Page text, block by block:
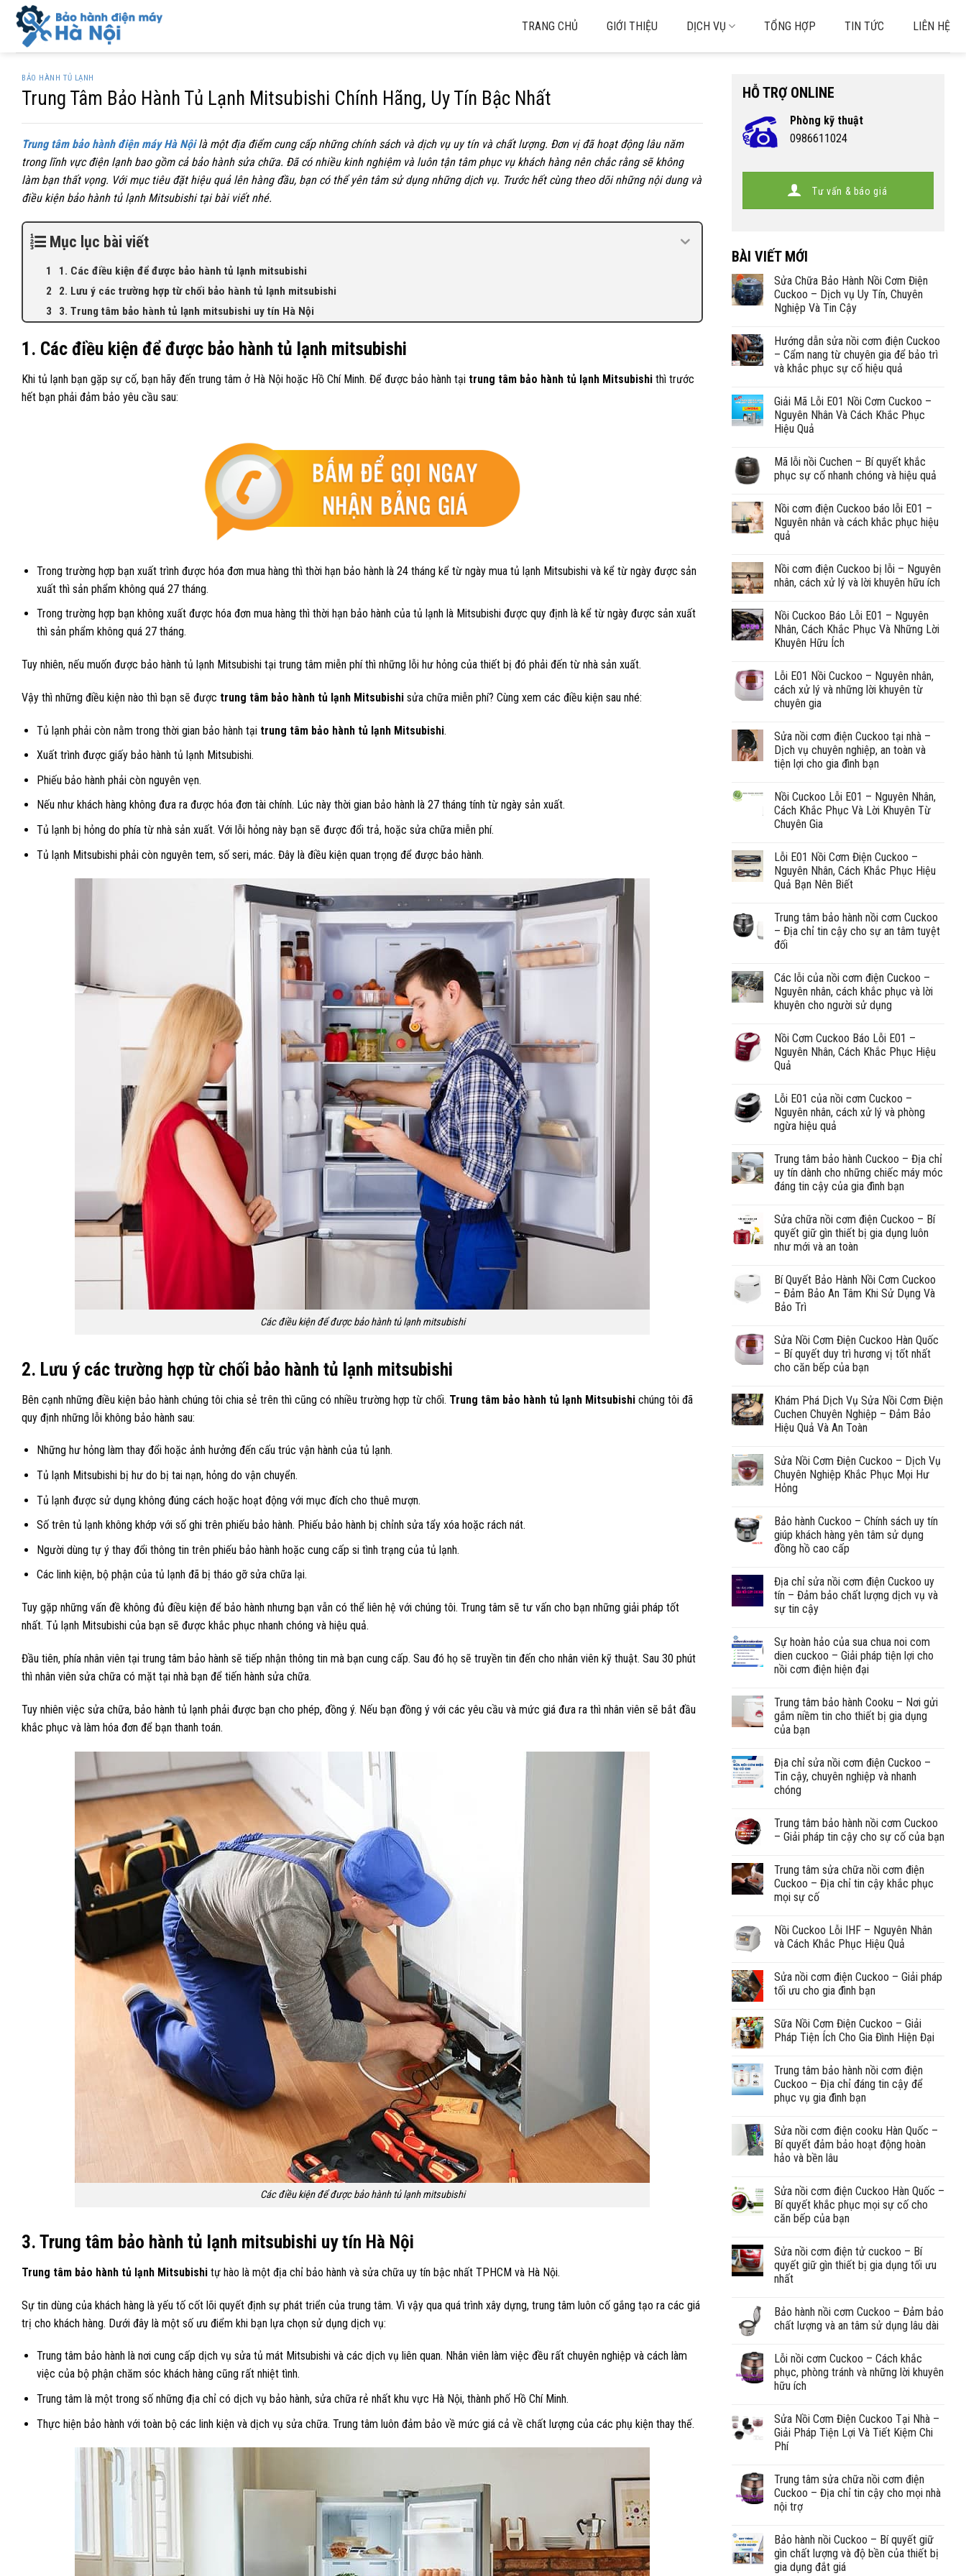
Skip
content
TRANG CHỦ GIỚI THIỆU DỊCH VỤ TỔNG HỢP TIN TỨC LIÊN HỆ
BẢO HÀNH TỦ LẠNH
Trung Tâm Bảo Hành Tủ Lạnh Mitsubishi Chính Hãng, Uy Tín Bậc Nhất
Trung tâm bảo hành điện máy Hà Nộilà một địa điểm cung cấp những chính sách và dịch vụ uy tín và chất lượng. Đơn vị đã hoạt động lâu năm
trong lĩnh vực điện lạnh bao gồm cả bảo hành sửa chữa. Đã có nhiều kinh nghiệm và luôn tận tâm phục vụ khách hàng nên chắc rằng sẽ không
làm bạn thất vọng. Với mục tiêu đặt hiệu quả lên hàng đầu, bạn có thể yên tâm sử dụng những dịch vụ. Trước hết cùng theo dõi những nội dung và
điều kiện bảo hành tủ lạnh Mitsubishi tại bài viết nhé.
Mục lục bài viết
1. Các điều kiện để được bảo hành tủ lạnh mitsubishi
2. Lưu ý các trường hợp từ chối bảo hành tủ lạnh mitsubishi
3. Trung tâm bảo hành tủ lạnh mitsubishi uy tín Hà Nội
1. Các điều kiện để được bảo hành tủ lạnh mitsubishi
Khi tủ lạnh bạn gặp sự cố, bạn hãy đến trung tâm ở Hà Nội hoặc Hồ Chí Minh. Để được bảo hành tại trung tâm bảo hành tủ lạnh Mitsubishi thì trước
hết bạn phải đảm bảo yêu cầu sau:
Trong trường hợp bạn xuất trình được hóa đơn mua hàng thì thời hạn bảo hành là 24 tháng kể từ ngày mua tủ lạnh Mitsubishi và kể từ ngày được sản
xuất thì sản phẩm không quá 27 tháng.
Trong trường hợp bạn không xuất được hóa đơn mua hàng thì thời hạn bảo hành của tủ lạnh là Mitsubishi được quy định là kể từ ngày được sản xuất
thì sản phẩm không quá 27 tháng.
Tuy nhiên, nếu muốn được bảo hành tủ lạnh Mitsubishi tại trung tâm miễn phí thì những lỗi hư hỏng của thiết bị đó phải đến từ nhà sản xuất.
Vậy thì những điều kiện nào thì bạn sẽ được trung tâm bảo hành tủ lạnh Mitsubishi sửa chữa miễn phí? Cùng xem các điều kiện sau nhé:
Tủ lạnh phải còn nằm trong thời gian bảo hành tại trung tâm bảo hành tủ lạnh Mitsubishi.
Xuất trình được giấy bảo hành tủ lạnh Mitsubishi.
Phiếu bảo hành phải còn nguyên vẹn.
Nếu như khách hàng không đưa ra được hóa đơn tài chính. Lúc này thời gian bảo hành là 27 tháng tính từ ngày sản xuất.
Tủ lạnh bị hỏng do phía từ nhà sản xuất. Với lỗi hỏng này bạn sẽ được đổi trả, hoặc sửa chữa miễn phí.
Tủ lạnh Mitsubishi phải còn nguyên tem, số seri, mác. Đây là điều kiện quan trọng để được bảo hành.
Các điều kiện để được bảo hành tủ lạnh mitsubishi
2. Lưu ý các trường hợp từ chối bảo hành tủ lạnh mitsubishi
Bên cạnh những điều kiện bảo hành chúng tôi chia sẻ trên thì cũng có nhiều trường hợp từ chối. Trung tâm bảo hành tủ lạnh Mitsubishi chúng tôi đã
quy định những lỗi không bảo hành sau:
Những hư hỏng làm thay đổi hoặc ảnh hưởng đến cấu trúc vận hành của tủ lạnh.
Tủ lạnh Mitsubishi bị hư do bị tai nạn, hỏng do vận chuyển.
Tủ lạnh được sử dụng không đúng cách hoặc hoạt động với mục đích cho thuê mượn.
Số trên tủ lạnh không khớp với số ghi trên phiếu bảo hành. Phiếu bảo hành bị chỉnh sửa tẩy xóa hoặc rách nát.
Người dùng tự ý thay đổi thông tin trên phiếu bảo hành hoặc cung cấp si tình trạng của tủ lạnh.
Các linh kiện, bộ phận của tủ lạnh đã bị tháo gỡ sửa chữa lại.
Tuy gặp những vấn đề không đủ điều kiện để bảo hành nhưng bạn vẫn có thể liên hệ với chúng tôi. Trung tâm sẽ tư vấn cho bạn những giải pháp tốt
nhất. Tủ lạnh Mitsubishi của bạn sẽ được khắc phục nhanh chóng và hiệu quả.
Đầu tiên, phía nhân viên tại trung tâm bảo hành sẽ tiếp nhận thông tin mà bạn cung cấp. Sau đó họ sẽ truyền tin đến cho nhân viên kỹ thuật. Sau 30 phút
thì nhân viên sửa chữa có mặt tại nhà bạn để tiến hành sửa chữa.
Tuy nhiên việc sửa chữa, bảo hành tủ lạnh phải được bạn cho phép, đồng ý. Nếu bạn đồng ý với các yêu cầu và mức giá đưa ra thì nhân viên sẽ bắt đầu
khắc phục và làm hóa đơn để bạn thanh toán.
Các điều kiện để được bảo hành tủ lạnh mitsubishi
3. Trung tâm bảo hành tủ lạnh mitsubishi uy tín Hà Nội
Trung tâm bảo hành tủ lạnh Mitsubishi tự hào là một địa chỉ bảo hành và sửa chữa uy tín bậc nhất TPHCM và Hà Nội.
Sự tin dùng của khách hàng là yếu tố cốt lõi quyết định sự phát triển của trung tâm. Vì vậy qua quá trình xây dựng, trung tâm luôn cố gắng tạo ra các giá
trị cho khách hàng. Dưới đây là một số ưu điểm khi bạn lựa chọn sử dụng dịch vụ:
Trung tâm bảo hành là nơi cung cấp dịch vụ sửa tủ mát Mitsubishi và các dịch vụ liên quan. Nhân viên làm việc đều rất chuyên nghiệp và cách làm
việc của bộ phận chăm sóc khách hàng cũng rất nhiệt tình.
Trung tâm là một trong số những địa chỉ có dịch vụ bảo hành, sửa chữa rẻ nhất khu vực Hà Nội, thành phố Hồ Chí Minh.
Thực hiện bảo hành với toàn bộ các linh kiện và dịch vụ sửa chữa. Trung tâm luôn đảm bảo về mức giá cả về chất lượng của các phụ kiện thay thế.
HỖ TRỢ ONLINE
Phòng kỹ thuật
0986611024
Tư vấn & báo giá
BÀI VIẾT MỚI
Sửa Chữa Bảo Hành Nồi Cơm Điện
Cuckoo – Dịch vụ Uy Tín, Chuyên
Nghiệp Và Tin Cậy
Hướng dẫn sửa nồi cơm điện Cuckoo
– Cẩm nang từ chuyên gia để bảo trì
và khắc phục sự cố hiệu quả
Giải Mã Lỗi E01 Nồi Cơm Cuckoo –
Nguyên Nhân Và Cách Khắc Phục
Hiệu Quả
Mã lỗi nồi Cuchen – Bí quyết khắc
phục sự cố nhanh chóng và hiệu quả
Nồi cơm điện Cuckoo báo lỗi E01 –
Nguyên nhân và cách khắc phục hiệu
quả
Nồi cơm điện Cuckoo bị lỗi – Nguyên
nhân, cách xử lý và lời khuyên hữu ích
Nồi Cuckoo Báo Lỗi E01 – Nguyên
Nhân, Cách Khắc Phục Và Những Lời
Khuyên Hữu Ích
Lỗi E01 Nồi Cuckoo – Nguyên nhân,
cách xử lý và những lời khuyên từ
chuyên gia
Sửa nồi cơm điện Cuckoo tại nhà –
Dịch vụ chuyên nghiệp, an toàn và
tiện lợi cho gia đình bạn
Nồi Cuckoo Lỗi E01 – Nguyên Nhân,
Cách Khắc Phục Và Lời Khuyên Từ
Chuyên Gia
Lỗi E01 Nồi Cơm Điện Cuckoo –
Nguyên Nhân, Cách Khắc Phục Hiệu
Quả Bạn Nên Biết
Trung tâm bảo hành nồi cơm Cuckoo
– Địa chỉ tin cậy cho sự an tâm tuyệt
đối
Các lỗi của nồi cơm điện Cuckoo –
Nguyên nhân, cách khắc phục và lời
khuyên cho người sử dụng
Nồi Cơm Cuckoo Báo Lỗi E01 –
Nguyên Nhân, Cách Khắc Phục Hiệu
Quả
Lỗi E01 của nồi cơm Cuckoo –
Nguyên nhân, cách xử lý và phòng
ngừa hiệu quả
Trung tâm bảo hành Cuckoo – Địa chỉ
uy tín dành cho những chiếc máy móc
đáng tin cậy của gia đình bạn
Sửa chữa nồi cơm điện Cuckoo – Bí
quyết giữ gìn thiết bị gia dụng luôn
như mới và an toàn
Bí Quyết Bảo Hành Nồi Cơm Cuckoo
– Đảm Bảo An Tâm Khi Sử Dụng Và
Bảo Trì
Sửa Nồi Cơm Điện Cuckoo Hàn Quốc
– Bí quyết duy trì hương vị tốt nhất
cho căn bếp của bạn
Khám Phá Dịch Vụ Sửa Nồi Cơm Điện
Cuchen Chuyên Nghiệp – Đảm Bảo
Hiệu Quả Và An Toàn
Sửa Nồi Cơm Điện Cuckoo – Dịch Vụ
Chuyên Nghiệp Khắc Phục Mọi Hư
Hỏng
Bảo hành Cuckoo – Chính sách uy tín
giúp khách hàng yên tâm sử dụng
đồng hồ cao cấp
Địa chỉ sửa nồi cơm điện Cuckoo uy
tín – Đảm bảo chất lượng dịch vụ và
sự tin cậy
Sự hoàn hảo của sua chua noi com
dien cuckoo – Giải pháp tiện lợi cho
nồi cơm điện hiện đại
Trung tâm bảo hành Cooku – Nơi gửi
gắm niềm tin cho thiết bị gia dụng
của bạn
Địa chỉ sửa nồi cơm điện Cuckoo –
Tin cậy, chuyên nghiệp và nhanh
chóng
Trung tâm bảo hành nồi cơm Cuckoo
– Giải pháp tin cậy cho sự cố của bạn
Trung tâm sửa chữa nồi cơm điện
Cuckoo – Địa chỉ tin cậy khắc phục
mọi sự cố
Nồi Cuckoo Lỗi IHF – Nguyên Nhân
và Cách Khắc Phục Hiệu Quả
Sửa nồi cơm điện Cuckoo – Giải pháp
tối ưu cho gia đình bạn
Sữa Nồi Cơm Điện Cuckoo – Giải
Pháp Tiện Ích Cho Gia Đình Hiện Đại
Trung tâm bảo hành nồi cơm điện
Cuckoo – Địa chỉ đáng tin cậy để
phục vụ gia đình bạn
Sửa nồi cơm điện cooku Hàn Quốc –
Bí quyết đảm bảo hoạt động hoàn
hảo và bền lâu
Sửa nồi cơm điện Cuckoo Hàn Quốc –
Bí quyết khắc phục mọi sự cố cho
căn bếp của bạn
Sửa nồi cơm điện tử cuckoo – Bí
quyết giữ gìn thiết bị gia dụng tối ưu
nhất
Bảo hành nồi cơm Cuckoo – Đảm bảo
chất lượng và an tâm sử dụng lâu dài
Lỗi nồi cơm Cuckoo – Cách khắc
phục, phòng tránh và những lời khuyên
hữu ích
Sửa Nồi Cơm Điện Cuckoo Tại Nhà –
Giải Pháp Tiện Lợi Và Tiết Kiệm Chi
Phí
Trung tâm sửa chữa nồi cơm điện
Cuckoo – Địa chỉ tin cậy cho mọi nhà
nội trợ
Bảo hành nồi Cuckoo – Bí quyết giữ
gìn chất lượng và độ bền của thiết bị
gia dụng đắt giá